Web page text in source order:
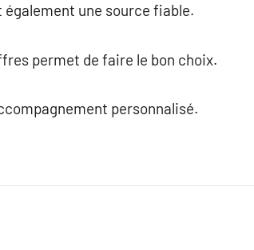
une source fiable.
permet de faire le bon choix.
personnalisé.